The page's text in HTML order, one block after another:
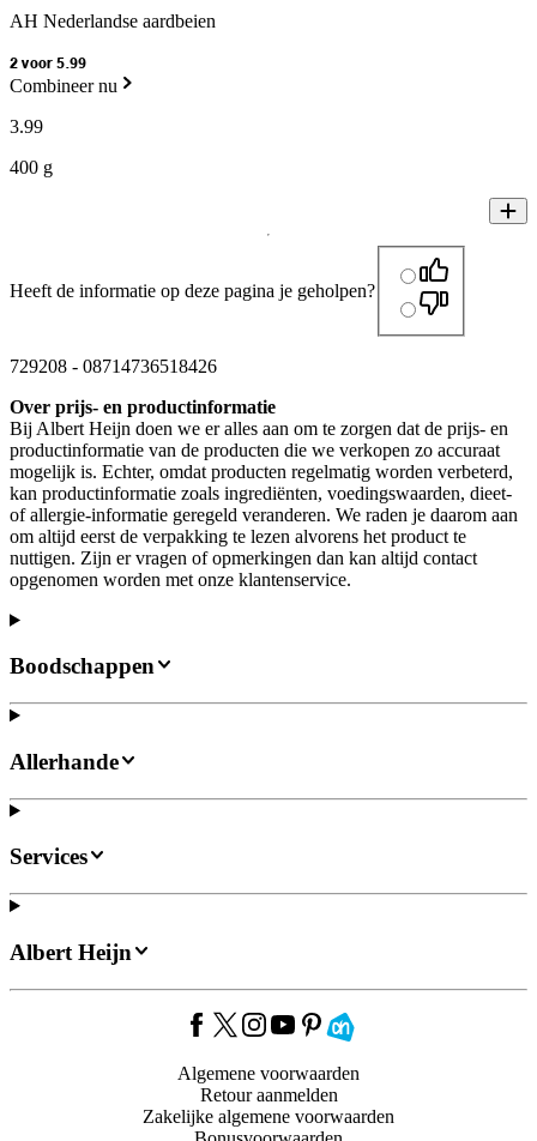
AH Nederlandse aardbeien
2 voor 5.99
Combineer nu
3.99
400 g
Heeft de informatie op deze pagina je geholpen?
729208 - 08714736518426
Over prijs- en productinformatie
Bij Albert Heijn doen we er alles aan om te zorgen dat de prijs- en
productinformatie van de producten die we verkopen zo accuraat
mogelijk is. Echter, omdat producten regelmatig worden verbeterd,
kan productinformatie zoals ingrediënten, voedingswaarden, dieet-
of allergie-informatie geregeld veranderen. We raden je daarom aan
om altijd eerst de verpakking te lezen alvorens het product te
nuttigen. Zijn er vragen of opmerkingen dan kan altijd contact
opgenomen worden met onze klantenservice.
Boodschappen
Allerhande
Services
Albert Heijn
Algemene voorwaarden
Retour aanmelden
Zakelijke algemene voorwaarden